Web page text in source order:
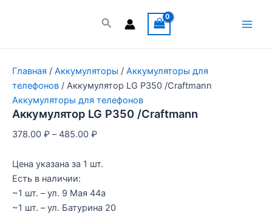
Поиск
Главная / Аккумуляторы / Аккумуляторы для
телефонов / Аккумулятор LG P350 /Craftmann
Аккумуляторы для телефонов
Аккумулятор LG P350 /Craftmann
378.00 ₽ –485.00 ₽
Цена указана за 1 шт.
Есть в наличии:
~1 шт. – ул. 9 Мая 44а
~1 шт. – ул. Батурина 20